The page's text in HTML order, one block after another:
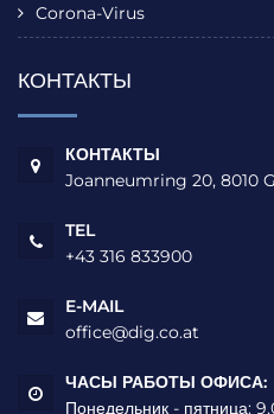
Corona-Virus
КОНТАКТЫ
КОНТАКТЫ
Joanneumring 20, 8010
TEL
+43 316 833900
E-MAIL
office@dig.co.at
ЧАСЫ РАБОТЫ ОФИСА:
Понедельник - пятница: